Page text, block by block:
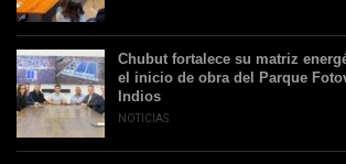
Chubut fortalece su matriz
el inicio de obra del Parque
Indios
NOTICIAS